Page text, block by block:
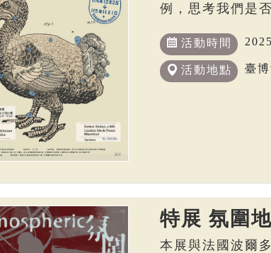
例，思考我們是
活動時間
活動地點 臺
特展 氛圍
本展與法國波爾